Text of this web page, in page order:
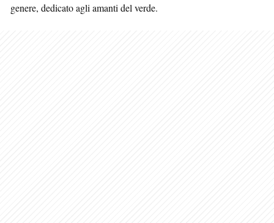
genere, dedicato agli amanti del verde.